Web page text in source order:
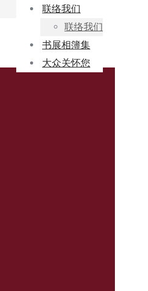
联络我们
联络我们
书展相簿集
大众关怀您